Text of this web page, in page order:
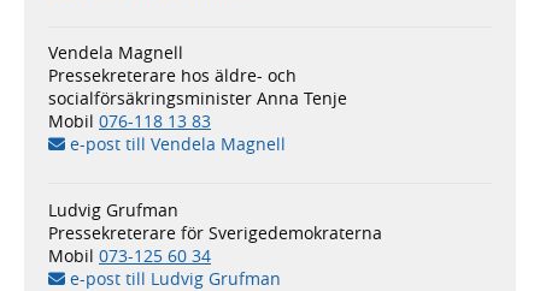
Vendela Magnell
Pressekreterare hos äldre- och
socialförsäkringsminister Anna Tenje
Mobil 076-118 13 83
e-post till Vendela Magnell
Ludvig Grufman
Pressekreterare för Sverigedemokraterna
Mobil 073-125 60 34
e-post till Ludvig Grufman